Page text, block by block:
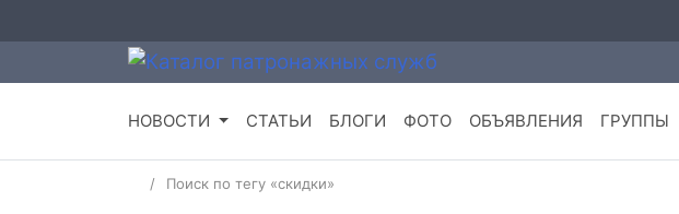
НОВОСТИ СТАТЬИ БЛОГИ ФОТО ОБЪЯВЛЕНИЯ ГРУППЫ
Поиск по тегу «скидки»